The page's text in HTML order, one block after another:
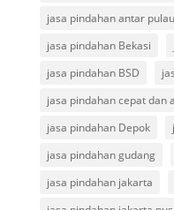
jasa pindahan antar pulau
jasa pindahan Bekasi
jasa pindahan BSD
jasa pindahan cepat dan
jasa pindahan Depok
jasa pindahan gudang
jasa pindahan jakarta